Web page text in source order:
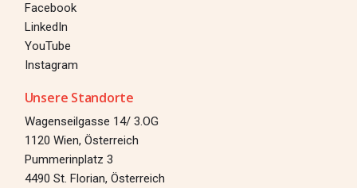
Facebook
LinkedIn
YouTube
Instagram
Unsere Standorte
Wagenseilgasse 14/ 3.OG
1120 Wien, Österreich
Pummerinplatz 3
4490 St. Florian, Österreich